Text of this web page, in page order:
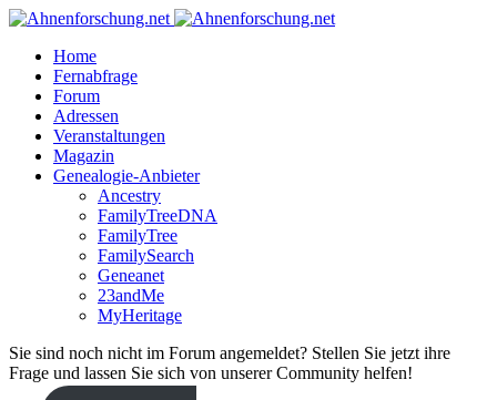
Home
Fernabfrage
Forum
Adressen
Veranstaltungen
Magazin
Genealogie-Anbieter
Ancestry
FamilyTreeDNA
FamilyTree
FamilySearch
Geneanet
23andMe
MyHeritage
Sie sind noch nicht im Forum angemeldet? Stellen Sie jetzt ihre
Frage und lassen Sie sich von unserer Community helfen!